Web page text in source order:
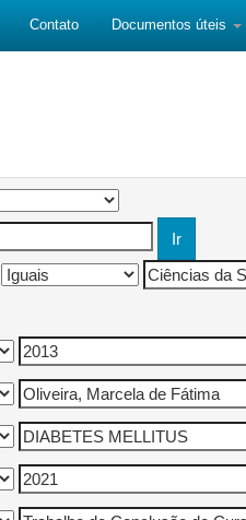
Contato Documentos úteis